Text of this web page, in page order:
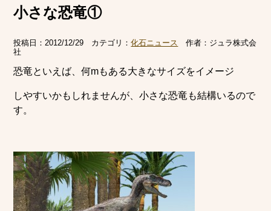
小さな恐竜①
投稿日：2012/12/29 カテゴリ：化石ニュース 作者： ジュラ株式会
社
恐竜といえば、何mもある大きなサイズをイメージ
しやすいかもしれませんが、小さな恐竜も結構いるので
す。